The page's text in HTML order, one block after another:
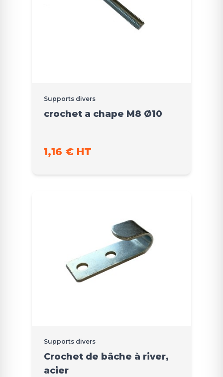
Supports divers
crochet a chape M8 Ø10
1,16 € HT
Supports divers
Crochet de bâche à river,
acier